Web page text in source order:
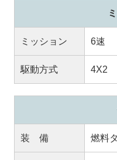
ミッション 6速
駆動方式 4X2
装 備 燃料